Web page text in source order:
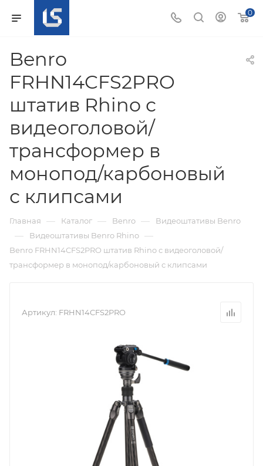
0
Benro
FRHN14CFS2PRO
штатив Rhino с
видеоголовой/
трансформер в
монопод/карбоновый
с клипсами
Главная — Каталог — Benro — Видеоштативы Benro
— Видеоштативы Benro Rhino —
Benro FRHN14CFS2PRO штатив Rhino с видеоголовой/
трансформер в монопод/карбоновый с клипсами
Артикул: FRHN14CFS2PRO